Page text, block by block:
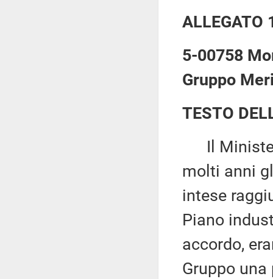
ALLEGATO
5-00758
Gruppo
TESTO
Il
molti anni
intese
Piano
accordo,
Gruppo